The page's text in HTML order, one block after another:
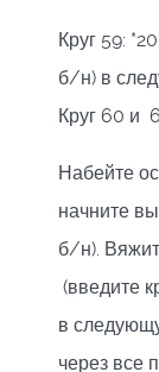
Круг 59:
б/н) в
Круг 60 и
Набейте
начните
б/н).
(введите
в
через все